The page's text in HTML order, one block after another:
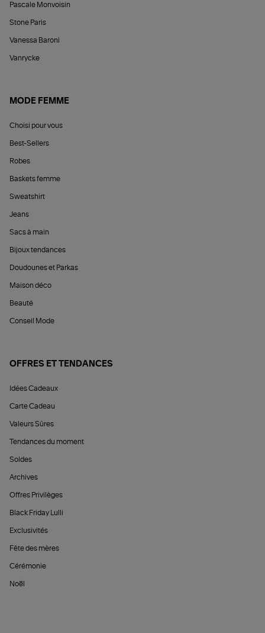
Pascale Monvoisin
Stone Paris
Vanessa Baroni
Vanrycke
MODE FEMME
Choisi pour vous
Best-Sellers
Robes
Baskets femme
Sweatshirt
Jeans
Sacs à main
Bijoux tendances
Doudounes et Parkas
Maison déco
Beauté
Conseil Mode
OFFRES ET TENDANCES
Idées Cadeaux
Carte Cadeau
Valeurs Sûres
Tendances du moment
Soldes
Archives
Offres Privilèges
Black Friday Lulli
Exclusivités
Fête des mères
Cérémonie
Noël